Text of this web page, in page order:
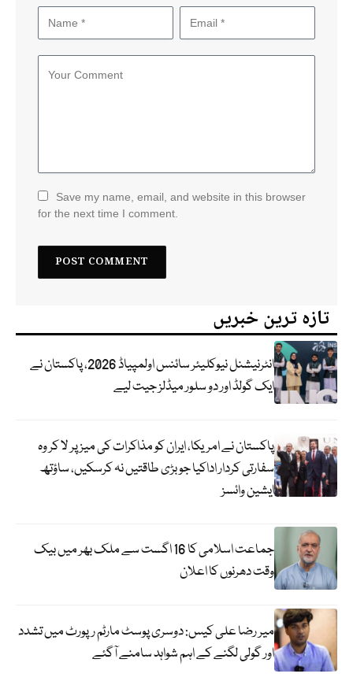
Save my name, email, and website in this browser
for the next time I comment.
تازہ ترین خبریں
انٹرنیشنل نیوکلیئر سائنس اولمپیاڈ 2026، پاکستان نے
ایک گولڈ اور دو سلور میڈلز جیت لیے
پاکستان نے امریکا، ایران کو مذاکرات کی میز پر لا کر وہ
سفارتی کردار اداکیا جو بڑی طاقتیں نہ کرسکیں، ساؤتھ
ایشین وائسز
جماعت اسلامی کا 16 اگست سے ملک بھر میں بیک
وقت دھرنوں کا اعلان
میر رضا علی کیس: دوسری پوسٹ مارٹم رپورٹ میں تشدد
اور گولی لگنے کے اہم شواہد سامنے آگئے